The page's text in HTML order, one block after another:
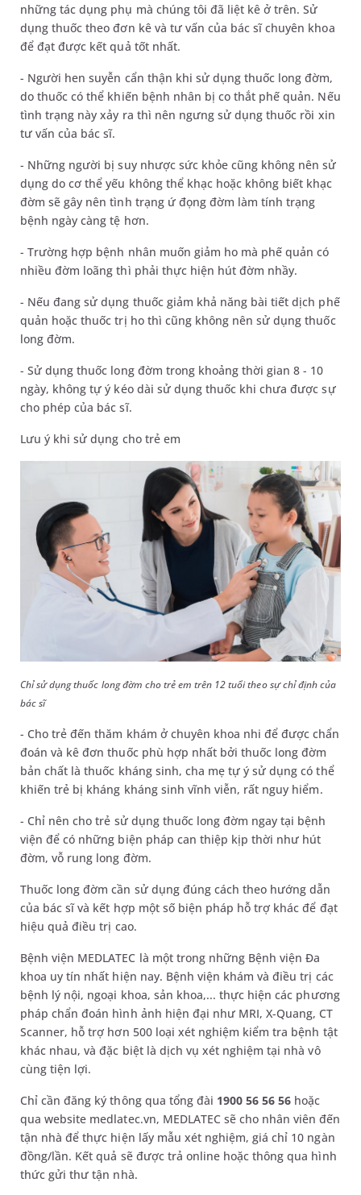
những tác dụng phụ mà chúng tôi đã liệt kê ở trên. Sử
dụng thuốc theo đơn kê và tư vấn của bác sĩ chuyên khoa
để đạt được kết quả tốt nhất.
- Người hen suyễn cẩn thận khi sử dụng thuốc long đờm,
do thuốc có thể khiến bệnh nhân bị co thắt phế quản. Nếu
tình trạng này xảy ra thì nên ngưng sử dụng thuốc rồi xin
tư vấn của bác sĩ.
- Những người bị suy nhược sức khỏe cũng không nên sử
dụng do cơ thể yếu không thể khạc hoặc không biết khạc
đờm sẽ gây nên tình trạng ứ đọng đờm làm tính trạng
bệnh ngày càng tệ hơn.
- Trường hợp bệnh nhân muốn giảm ho mà phế quản có
nhiều đờm loãng thì phải thực hiện hút đờm nhầy.
- Nếu đang sử dụng thuốc giảm khả năng bài tiết dịch phế
quản hoặc thuốc trị ho thì cũng không nên sử dụng thuốc
long đờm.
- Sử dụng thuốc long đờm trong khoảng thời gian 8 - 10
ngày, không tự ý kéo dài sử dụng thuốc khi chưa được sự
cho phép của bác sĩ.
Lưu ý khi sử dụng cho trẻ em
Chỉ sử dụng thuốc long đờm cho trẻ em trên 12 tuổi theo sự chỉ định của
bác sĩ
- Cho trẻ đến thăm khám ở chuyên khoa nhi để được chẩn
đoán và kê đơn thuốc phù hợp nhất bởi thuốc long đờm
bản chất là thuốc kháng sinh, cha mẹ tự ý sử dụng có thể
khiến trẻ bị kháng kháng sinh vĩnh viễn, rất nguy hiểm.
- Chỉ nên cho trẻ sử dụng thuốc long đờm ngay tại bệnh
viện để có những biện pháp can thiệp kịp thời như hút
đờm, vỗ rung long đờm.
Thuốc long đờm cần sử dụng đúng cách theo hướng dẫn
của bác sĩ và kết hợp một số biện pháp hỗ trợ khác để đạt
hiệu quả điều trị cao.
Bệnh viện MEDLATEC là một trong những Bệnh viện Đa
khoa uy tín nhất hiện nay. Bệnh viện khám và điều trị các
bệnh lý nội, ngoại khoa, sản khoa,... thực hiện các phương
pháp chẩn đoán hình ảnh hiện đại như MRI, X-Quang, CT
Scanner, hỗ trợ hơn 500 loại xét nghiệm kiểm tra bệnh tật
khác nhau, và đặc biệt là dịch vụ xét nghiệm tại nhà vô
cùng tiện lợi.
Chỉ cần đăng ký thông qua tổng đài 1900 56 56 56 hoặc
qua website medlatec.vn, MEDLATEC sẽ cho nhân viên đến
tận nhà để thực hiện lấy mẫu xét nghiệm, giá chỉ 10 ngàn
đồng/lần. Kết quả sẽ được trả online hoặc thông qua hình
thức gửi thư tận nhà.